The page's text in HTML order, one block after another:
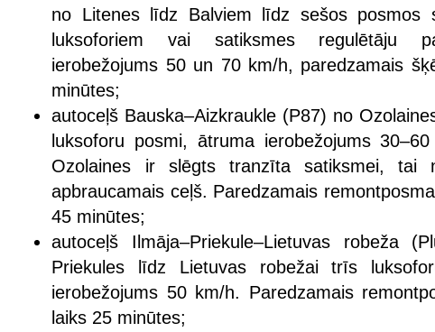
no Litenes līdz Balviem līdz sešos posmos
luksoforiem vai satiksmes regulētāju
ierobežojums 50 un 70 km/h, paredzamais
minūtes;
autoceļš Bauska–Aizkraukle (P87) no
luksoforu posmi, ātruma ierobežojums
Ozolaines ir slēgts tranzīta satiksmei, tai
apbraucamais ceļš. Paredzamais
45 minūtes;
autoceļš Ilmāja–Priekule–Lietuvas robeža
Priekules līdz Lietuvas robežai trīs
ierobežojums 50 km/h. Paredzamais
laiks 25 minūtes;